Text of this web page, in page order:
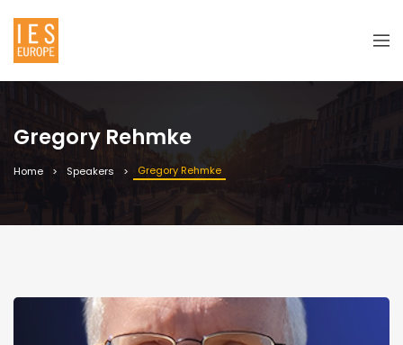
Gregory Rehmke
Home Speakers Gregory Rehmke